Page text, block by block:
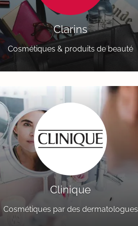
Clarins
Cosmétiques & produits de beauté
Clinique
Cosmétiques par des dermatologues